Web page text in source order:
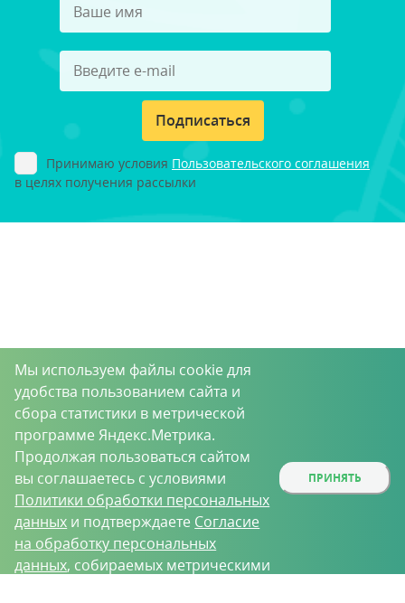
Подписаться
Принимаю условия Пользовательского соглашения
в целях получения рассылки
Мы используем файлы cookie для
удобства пользованием сайта и
сбора статистики в метрической
программе Яндекс.Метрика.
Продолжая пользоваться сайтом
вы соглашаетесь с условиями
Политики обработки персональных
данных и подтверждаете Согласие
на обработку персональных
данных, собираемых метрическими
ПРИНЯТЬ